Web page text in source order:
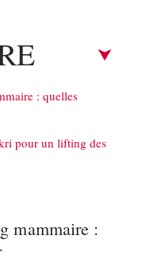
: quelles
pour un lifting des
mammaire :